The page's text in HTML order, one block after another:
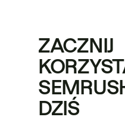
ZACZNIJ
DZIŚ